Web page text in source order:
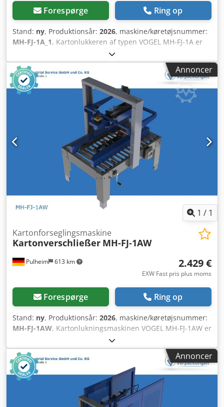
Forespørge Ring op
Stand: ny, Produktionsår: 2026, maskine/køretøjsnummer:
MH-FJ-1A_1, Kartonlukkeren af typen VOGEL MH-FJ-1A er
udstyret med et side-drevbåndsystem samt et ekstra
drivbånd øverst på maskinen. Fordelen ligger i stabiliteten
– høje kartoner kan således ikke vælte til siden. Dcedpfxszr
H Hle Ag Usk Kartontyper: Længde: 150 – ∞ mm Bredde:
120 – 480 mm Højde: 120 – 480 mm Tekniske data: Længde:
1.090 mm Bredde: 1.050 mm Vægt: 200 kg Driftsspænding:
220 V CE-mærkning Tilbehør: Til vores VOGEL-
kartonlukkersortiment tilbyder vi løbehjul, for- og
efterløbsborde samt rullebaner.
Annoncer
1 / 1
Pulheim 613 km
Kartonforseglingsmaskine
Kartonverschließer MH-FJ-1AW
2.429 €
EXW Fast pris plus moms
Forespørge Ring op
Stand: ny, Produktionsår: 2026, maskine/køretøjsnummer:
MH-FJ-1AW, Kartonlukningsmaskinen VOGEL MH-FJ-1AW er
udstyret med et side-drivbåndssystem. Inklusiv ind- og
udførselsbord. Kartonformater: Længde: 150 – ∞ mm
Bredde: 100 – 480 mm Højde: 120 – 480 mm Dcsdpfx Aozr
H Ehsg Uek Tekniske data: Længde: 1.090 mm Bredde: 890
mm Vægt: 180 kg Driftsspænding: 220 V CE-mærkning
Tilbehør: Til vores VOGEL-kartonlukkerprogram tilbyder vi
transporthjul, ind- og udførselsborde og rullebaner.
Annoncer